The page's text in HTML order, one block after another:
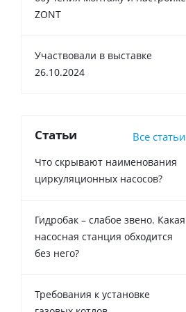
ZONT
Участвовали в выставке
26.10.2024
Статьи Все статьи
Что скрывают наименования
циркуляционных насосов?
Гидробак – слабое звено. Какая
насосная станция обходится
без него?
Требования к установке